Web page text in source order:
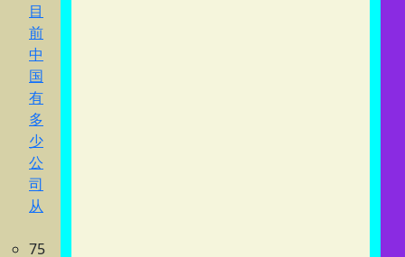
目
前
中
国
有
多
少
公
司
从
75